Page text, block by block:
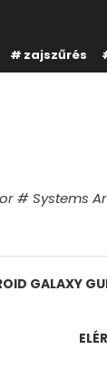
zajszűrés
# Systems
GALAXY